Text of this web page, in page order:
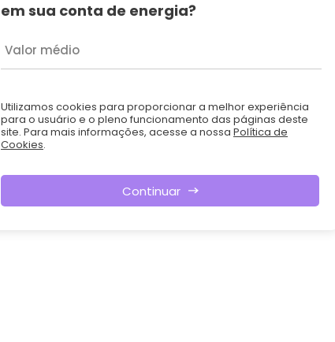
em sua conta de energia?
Valor médio
Utilizamos cookies para proporcionar a melhor experiência
para o usuário e o pleno funcionamento das páginas deste
site. Para mais informações, acesse a nossa Política de
Cookies.
Continuar